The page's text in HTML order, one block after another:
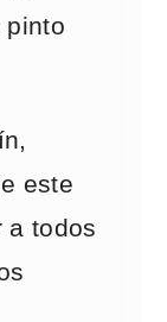
pinto
este
a todos